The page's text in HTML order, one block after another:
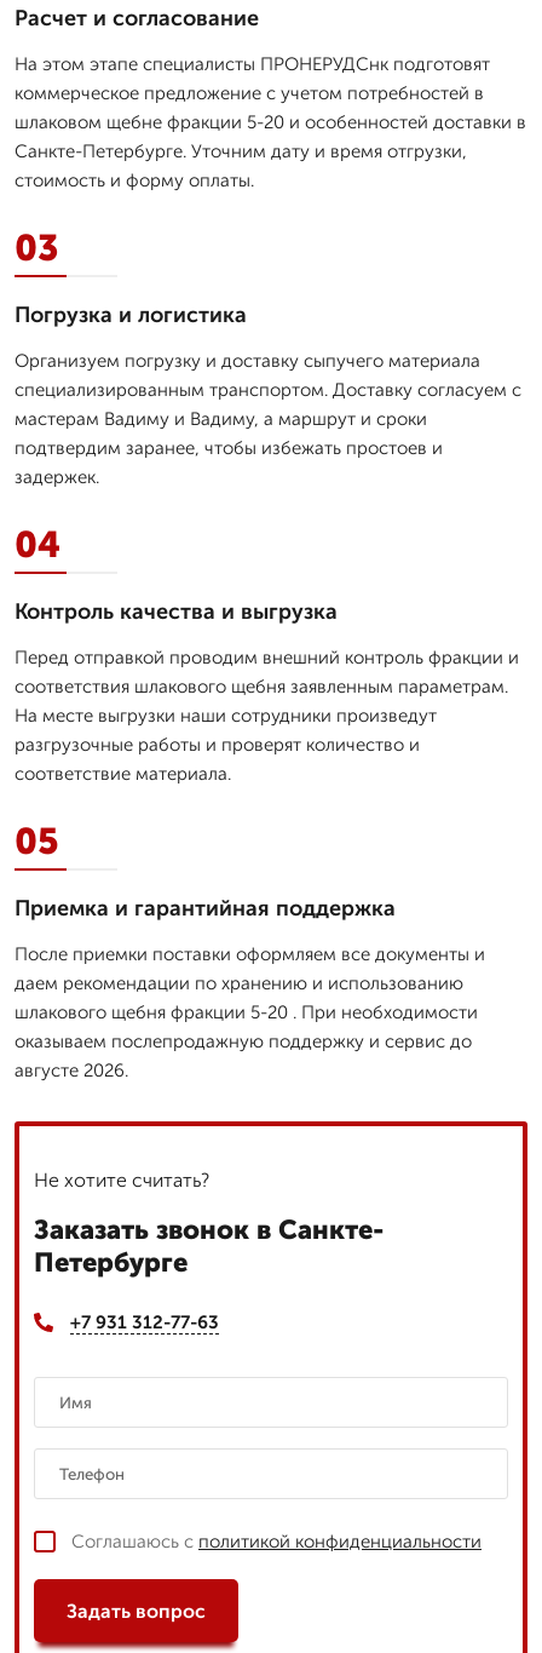
Расчет и согласование
На этом этапе специалисты ПРОНЕРУДСнк подготовят
коммерческое предложение с учетом потребностей в
шлаковом щебне фракции 5-20 и особенностей доставки в
Санкте-Петербурге. Уточним дату и время отгрузки,
стоимость и форму оплаты.
03
Погрузка и логистика
Организуем погрузку и доставку сыпучего материала
специализированным транспортом. Доставку согласуем с
мастерам Вадиму и Вадиму, а маршрут и сроки
подтвердим заранее, чтобы избежать простоев и
задержек.
04
Контроль качества и выгрузка
Перед отправкой проводим внешний контроль фракции и
соответствия шлакового щебня заявленным параметрам.
На месте выгрузки наши сотрудники произведут
разгрузочные работы и проверят количество и
соответствие материала.
05
Приемка и гарантийная поддержка
После приемки поставки оформляем все документы и
даем рекомендации по хранению и использованию
шлакового щебня фракции 5-20 . При необходимости
оказываем послепродажную поддержку и сервис до
августе 2026.
Не хотите считать?
Заказать звонок в Санкте-
Петербурге
+7 931 312-77-63
Соглашаюсь с политикой конфиденциальности
Задать вопрос